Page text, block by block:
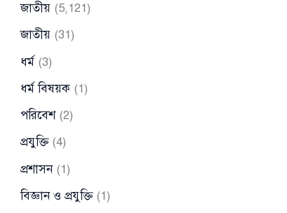
জাতীয় (5,121)
জাতীয় (31)
ধর্ম (3)
ধর্ম বিষয়ক (1)
পরিবেশ(2)
প্রযুক্তি(4)
প্রশাসন(1)
বিজ্ঞান ও প্রযুক্তি(1)